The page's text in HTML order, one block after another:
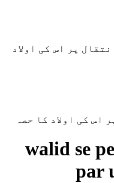
پر اس کی اولاد
اس کی اولاد کا حصہ
walid se
par